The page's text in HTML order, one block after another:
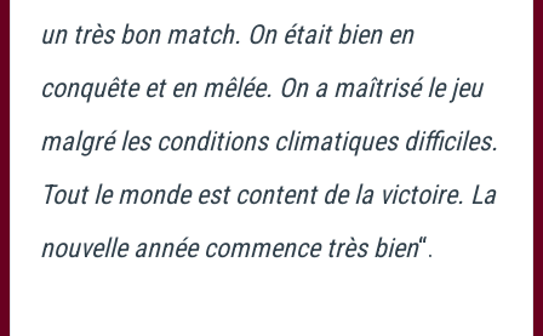
un très bon match. On était bien en
conquête et en mêlée. On a maîtrisé le jeu
malgré les conditions climatiques difficiles.
Tout le monde est content de la victoire. La
nouvelle année commence très bien“.